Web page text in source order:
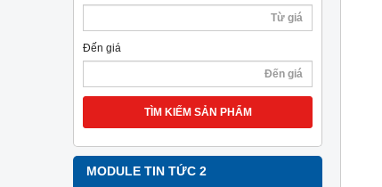
Đến giá
TÌM KIẾM SẢN PHẨM
MODULE TIN TỨC 2